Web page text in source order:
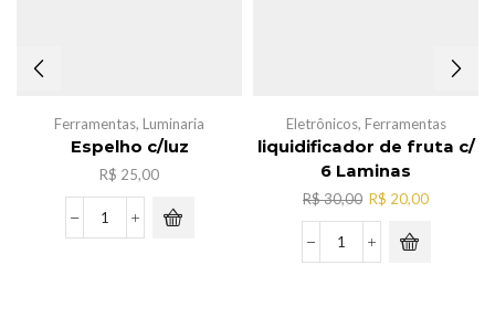
Ferramentas, Luminaria
Espelho c/luz
R$ 25,00
Espelho
Eletrônicos, Ferramentas
liquidificador de fruta c/
6 Laminas
R$30,00 O
preço
original
era:
R$ 20,00O
liquidificador